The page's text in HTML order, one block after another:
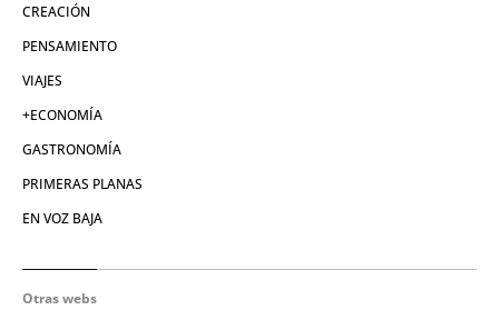
CREACIÓN
PENSAMIENTO
VIAJES
+ECONOMÍA
GASTRONOMÍA
PRIMERAS PLANAS
EN VOZ BAJA
Otras webs